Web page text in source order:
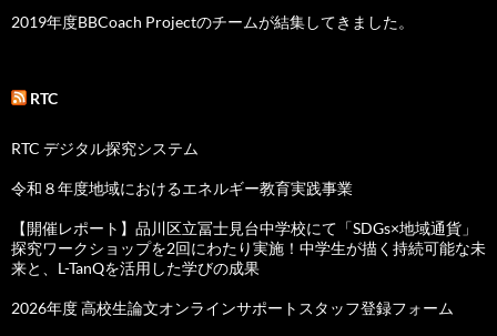
2019年度BBCoach Projectのチームが結集してきました。
RTC
RTC デジタル探究システム
令和８年度地域におけるエネルギー教育実践事業
【開催レポート】品川区立冨士見台中学校にて「SDGs×地域通貨」
探究ワークショップを2回にわたり実施！中学生が描く持続可能な未
来と、L-TanQを活用した学びの成果
2026年度 高校生論文オンラインサポートスタッフ登録フォーム